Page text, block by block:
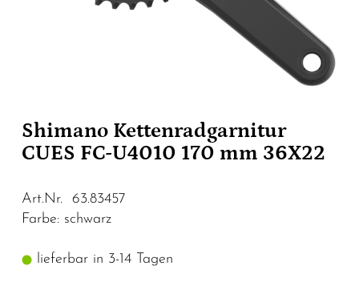
Shimano Kettenradgarnitur
CUES FC-U4010 170 mm 36X22
Art.Nr. 63.83457
Farbe: schwarz
lieferbar in 3-14 Tagen